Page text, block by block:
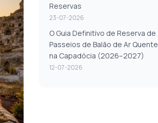
Reservas
23-07-2026
O Guia Definitivo de Reserva de
Passeios de Balão de Ar Quente
na Capadócia (2026–2027)
12-07-2026